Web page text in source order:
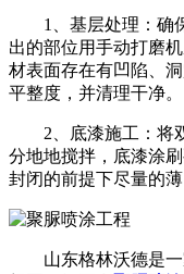
1、基层处理：确保
出的部位用手动打磨
材表面存在有凹陷、
平整度，并清理干净。
2、底漆施工：将双
分地地搅拌，底漆涂
封闭的前提下尽量的
山东格林沃德是一